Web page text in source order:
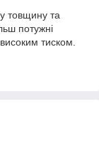
товщину та
потужні
тиском.